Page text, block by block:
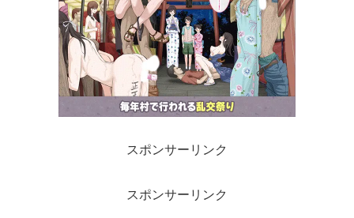
スポンサーリンク
スポンサーリンク